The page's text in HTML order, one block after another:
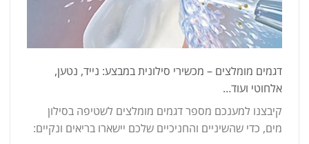
דגמים מומלצים – מכשירי סילונית במבצע: נייד, נטען,
אלחוטי ועוד…
קיבצנו למענכם מספר דגמים מומלצים לשטיפה בסילון
מים, כדי שהשיניים והחניכיים שלכם יישארו בריאים ונקיים: